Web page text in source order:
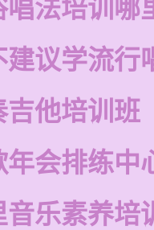
唱法培训哪
建议学流行
吉他培训班
年会排练中
音乐素养培